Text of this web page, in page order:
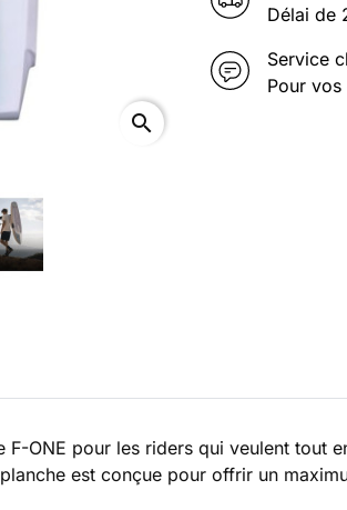
search
Délai de
Service
Pour
F-ONE pour les riders qui veulent tout
est conçue pour offrir un